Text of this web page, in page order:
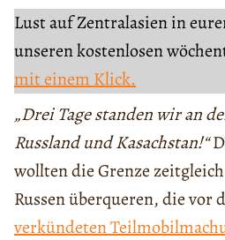
Lust auf Zentralasien in
unseren kostenlosen
mit einem Klick.
„Drei Tage standen wir an
Russland und Kasachstan!“
wollten die Grenze
Russen überqueren, die vor
verkündeten